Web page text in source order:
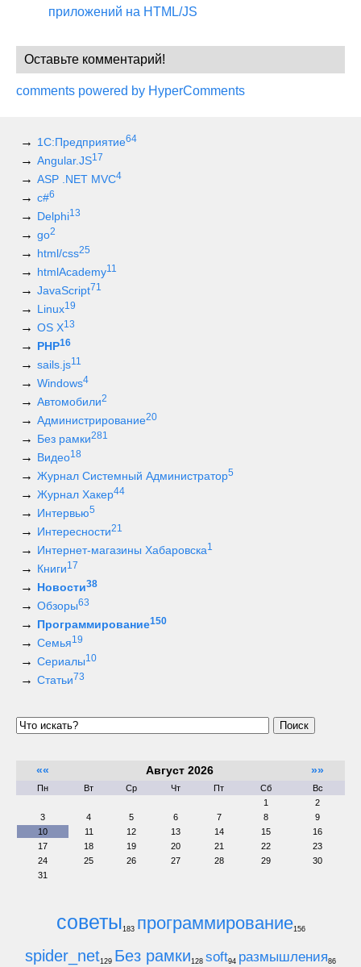
приложений на HTML/JS
Оставьте комментарий!
comments powered by HyperComments
1С:Предприятие64
Angular.JS17
ASP .NET MVC4
c#6
Delphi13
go2
html/css25
htmlAcademy11
JavaScript71
Linux19
OS X13
PHP16
sails.js11
Windows4
Автомобили2
Администрирование20
Без рамки281
Видео18
Журнал Системный Администратор5
Журнал Хакер44
Интервью5
Интересности21
Интернет-магазины Хабаровска1
Книги17
Новости38
Обзоры63
Программирование150
Семья19
Сериалы10
Статьи 73
Поиск
«« Август 2026 »»
Пн Вт Ср Чт Пт Сб
Вс
1
2
3
4 5 6 7 8
9
10
11 12 13 14 15
16
17
18 19 20 21 22
23
24
25 26 27 28 29
30
31
советы183 программирование156
spider_net129 Без рамки128 soft94 размышления86